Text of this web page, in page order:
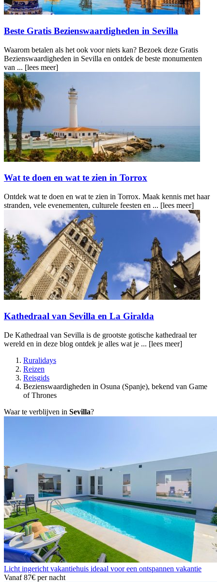
Beste Gratis Bezienswaardigheden in Sevilla
Waarom betalen als het ook voor niets kan? Bezoek deze Gratis
Bezienswaardigheden in Sevilla en ontdek de beste monumenten
van ... [lees meer]
Wat te doen en wat te zien in Torrox
Ontdek wat te doen en wat te zien in Torrox. Maak kennis met haar
stranden, vele evenementen, culturele feesten en ... [lees meer]
Kathedraal van Sevilla en La Giralda
De Kathedraal van Sevilla is de grootste gotische kathedraal ter
wereld en in deze blog ontdek je alles wat je ... [lees meer]
Ruralidays
Reizen
Reisgids
Bezienswaardigheden in Osuna (Spanje), bekend van Game
of Thrones
Waar te verblijven in Sevilla?
Licht ingericht vakantiehuis ideaal voor een ontspannen vakantie
Vanaf87€ per nacht